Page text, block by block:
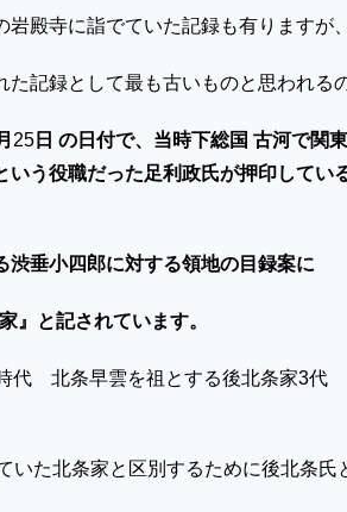
殿寺に詣でていた記録も有りますが
記録として最も古いものと思われる
25 日 の日付で、 当時下総国 古河で関
う役職だった足利政氏が押印してい
渋垂小四郎に対する領地の目録案に
』と記されています。
代 北条早雲を祖とする後北条家3代
いた北条家と区別するために後北条氏